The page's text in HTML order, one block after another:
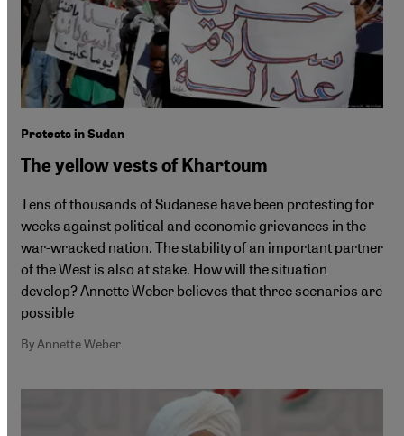
Protests in Sudan
The yellow vests of Khartoum
Tens of thousands of Sudanese have been protesting for
weeks against political and economic grievances in the
war-wracked nation. The stability of an important partner
of the West is also at stake. How will the situation
develop? Annette Weber believes that three scenarios are
possible
By Annette Weber